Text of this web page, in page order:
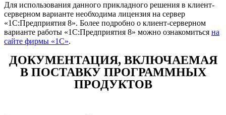
Для использования данного прикладного решения в клиент-
серверном варианте необходима лицензия на сервер
«1С:Предприятия 8». Более подробно о клиент-серверном
варианте работы «1С:Предприятия 8» можно ознакомиться на
сайте фирмы «1С».
ДОКУМЕНТАЦИЯ, ВКЛЮЧАЕМАЯ
В ПОСТАВКУ ПРОГРАММНЫХ
ПРОДУКТОВ